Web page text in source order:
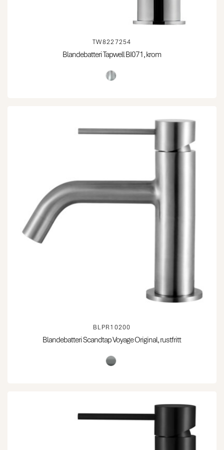
TW8227254
Blandebatteri Tapwell BI071, krom
BLPR10200
Blandebatteri Scandtap Voyage Original, rustfritt